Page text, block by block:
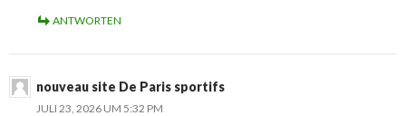
ANTWORTEN
nouveau site De Paris sportifs
JULI 23, 2026 UM 5:32 PM